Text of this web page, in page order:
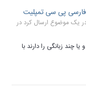
یا چند زبانگی را دارند با